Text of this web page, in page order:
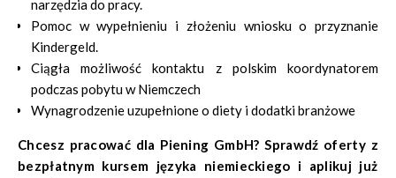
narzędzia do pracy.
Pomoc w wypełnieniu i złożeniu wniosku o przyznanie
Kindergeld.
Ciągła możliwość kontaktu z polskim koordynatorem
podczas pobytu w Niemczech
Wynagrodzenie uzupełnione o diety i dodatki branżowe
Chcesz pracować dla Piening GmbH? Sprawdź oferty z
bezpłatnym kursem języka niemieckiego i aplikuj już